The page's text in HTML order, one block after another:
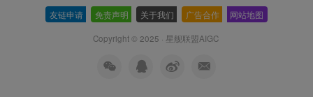
友链申请 免责声明 关于我们 广告合作 网站地图
Copyright © 2025 · 星舰联盟AIGC